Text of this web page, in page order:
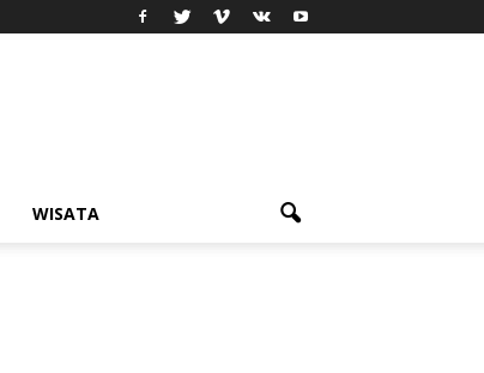
WISATA